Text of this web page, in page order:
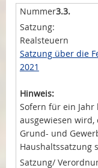
3.3.
Realsteuern
Satzung über die
2021
Hinweis:
Sofern für ein Jahr
ausgewiesen
Grund- und
Haushaltssatzung